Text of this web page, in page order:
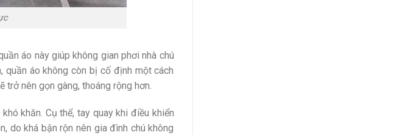
áo này giúp không gian phơi nhà chú
áo không còn bị cố định một cách
nên gọn gàng, thoáng rộng hơn.
khăn. Cụ thể, tay quay khi điều khiển
do khá bận rộn nên gia đình chú không